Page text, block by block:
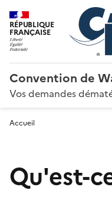
RÉPUBLIQUE
FRANÇAISE
Convention de
Vos demandes
Accueil
Qu'est-